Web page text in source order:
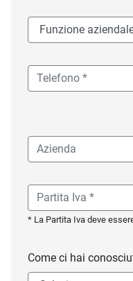
* La Partita Iva deve
Come ci hai